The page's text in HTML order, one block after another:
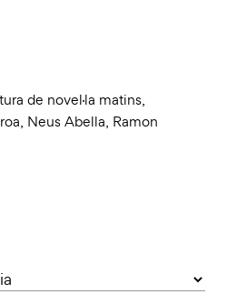
de novel·la matins,
, Neus Abella, Ramon